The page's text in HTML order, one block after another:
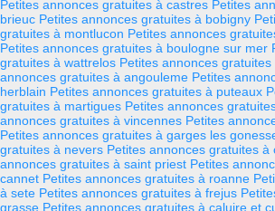
Petites annonces gratuites à castres Petites
brieuc Petites annonces gratuites à bobigny
gratuites à montlucon Petites annonces
Petites annonces gratuites à boulogne sur mer
gratuites à wattrelos Petites annonces
annonces gratuites à angouleme Petites
herblain Petites annonces gratuites à puteaux
gratuites à martigues Petites annonces
annonces gratuites à vincennes Petites
Petites annonces gratuites à garges les
gratuites à nevers Petites annonces gratuites à
annonces gratuites à saint priest Petites
cannet Petites annonces gratuites à roanne
à sete Petites annonces gratuites à frejus
grasse Petites annonces gratuites à caluire et